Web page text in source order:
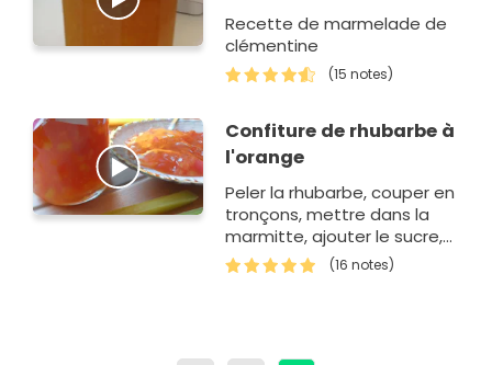
Recette de marmelade de
clémentine
(15 notes)
Confiture de rhubarbe à
l'orange
Peler la rhubarbe, couper en
tronçons, mettre dans la
marmitte, ajouter le sucre,
remuer et laisser reposer.
Faire cuire à ébullition 8 min
(16 notes)